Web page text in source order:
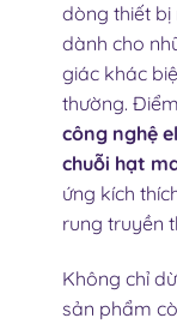
dòng thiết bị
dành cho
giác khác
thường.
công nghệ
chuỗi hạt
ứng kích
rung truyền
Không chỉ
sản phẩm